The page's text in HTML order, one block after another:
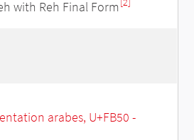
with Reh Final Form [2]
arabes, U+FB50 -